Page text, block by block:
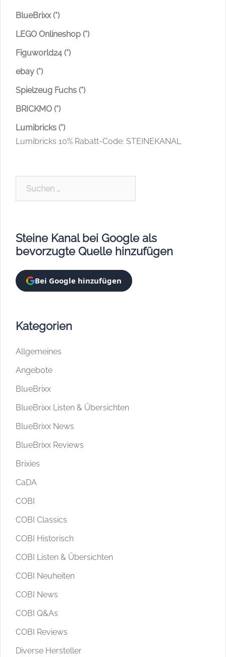
BlueBrixx (*)
LEGO Onlineshop (*)
Figuworld24 (*)
ebay (*)
Spielzeug Fuchs (*)
BRICKMO (*)
Lumibricks (*)
Lumibricks 10% Rabatt-Code: STEINEKANAL
Steine Kanal bei Google als
bevorzugte Quelle hinzufügen
Bei Google hinzufügen
Kategorien
Allgemeines
Angebote
BlueBrixx
BlueBrixx Listen & Übersichten
BlueBrixx News
BlueBrixx Reviews
Brixies
CaDA
COBI
COBI Classics
COBI Historisch
COBI Listen & Übersichten
COBI Neuheiten
COBI News
COBI Q&As
COBI Reviews
Diverse Hersteller